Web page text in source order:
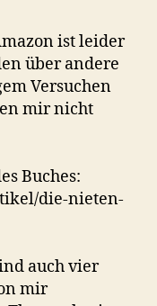
ist leider
über andere
Versuchen
mir nicht
Buches:
die-nieten-
auch vier
mir